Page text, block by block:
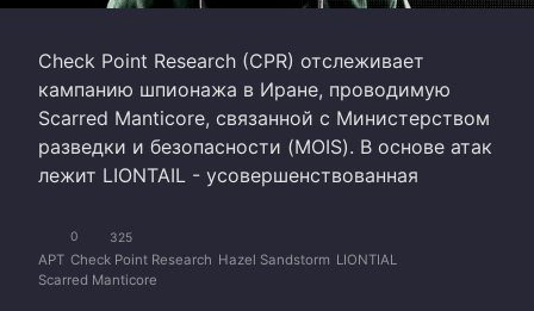
Check Point Research (CPR) отслеживает
кампанию шпионажа в Иране, проводимую
Scarred Manticore, связанной с Министерством
разведки и безопасности (MOIS). В основе атак
лежит LIONTAIL - усовершенствованная
0 325
APT Check Point Research Hazel Sandstorm LIONTIAL
Scarred Manticore